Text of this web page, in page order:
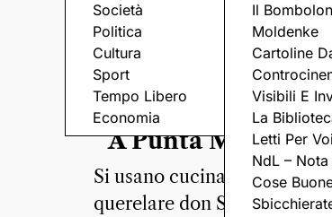
Società
Politica
Cultura
Sport
Tempo Libero
Economia
Il
Moldenke
Cartoline
Visibili E
La
Letti Per Voi
NdL –
Cose
A Punta Marina
Si usano cucina della
querelare don Salvatori